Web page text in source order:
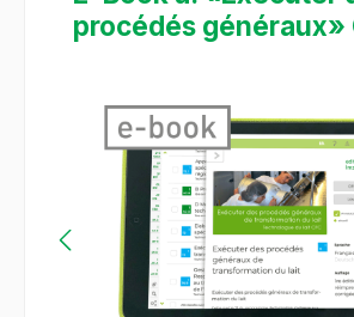
procédés généraux»
Bildergalerie überspringen